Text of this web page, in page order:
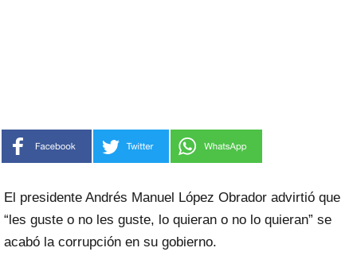
El presidente Andrés Manuel López Obrador advirtió que
“les guste o no les guste, lo quieran o no lo quieran” se
acabó la corrupción en su gobierno.